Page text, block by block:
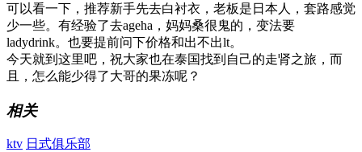
可以看一下，推荐新手先去白衬衣，老板是日本人，套路感觉
少一些。有经验了去ageha，妈妈桑很鬼的，变法要
ladydrink。也要提前问下价格和出不出lt。
今天就到这里吧，祝大家也在泰国找到自己的走肾之旅，而
且，怎么能少得了大哥的果冻呢？
相关
ktv 日式俱乐部